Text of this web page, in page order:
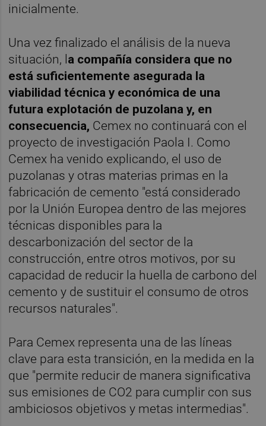
inicialmente.
Una vez finalizado el análisis de la nueva
situación, l a compañía considera que no
está suficientemente asegurada la
viabilidad técnica y económica de una
futura explotación de puzolana y, en
consecuencia, Cemex no continuará con el
proyecto de investigación Paola I. Como
Cemex ha venido explicando, el uso de
puzolanas y otras materias primas en la
fabricación de cemento "está considerado
por la Unión Europea dentro de las mejores
técnicas disponibles para la
descarbonización del sector de la
construcción, entre otros motivos, por su
capacidad de reducir la huella de carbono del
cemento y de sustituir el consumo de otros
recursos naturales".
Para Cemex representa una de las líneas
clave para esta transición, en la medida en la
que "permite reducir de manera significativa
sus emisiones de CO2 para cumplir con sus
ambiciosos objetivos y metas intermedias".